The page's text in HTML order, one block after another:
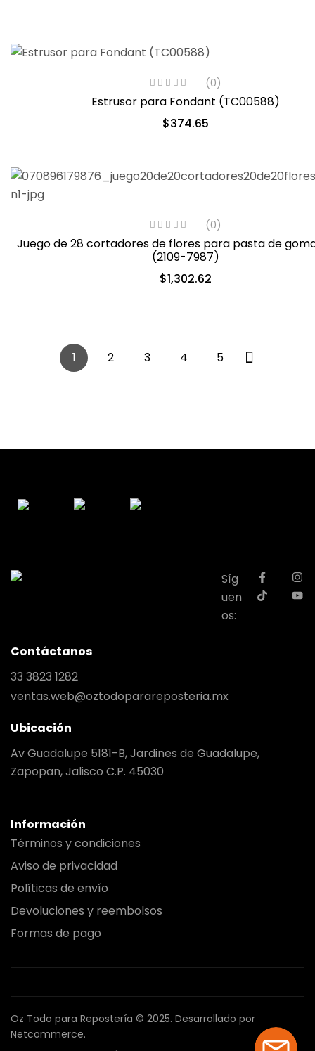
(0)
Estrusor para Fondant (TC00588)
$374.65
(0)
Juego de 28 cortadores de flores para pasta de
(2109-7987)
$1,302.62
1 2 3 4 5
Síg
uen
os:
Contáctanos
33 3823 1282
ventas.web@oztodoparareposteria.mx
Ubicación
Av Guadalupe 5181-B, Jardines de Guadalupe,
Zapopan, Jalisco C.P. 45030
Información
Términos y condiciones
Aviso de privacidad
Políticas de envío
Devoluciones y reembolsos
Formas de pago
Oz Todo para Repostería © 2025. Desarrollado por
Netcommerce.